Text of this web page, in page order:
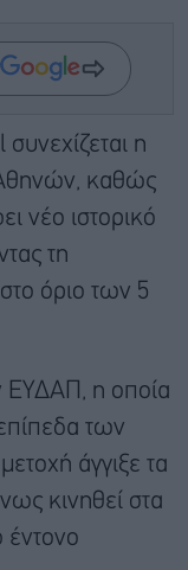
η
Αθηνών, καθώς
νέο ιστορικό
τη
όριο των 5
ΕΥΔΑΠ, η οποία
των
άγγιξε τα
κινηθεί στα
έντονο